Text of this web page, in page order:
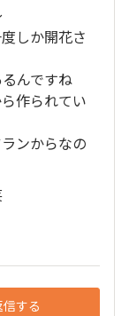
しか開花さ
んですね
作られてい
ンからなの
信する